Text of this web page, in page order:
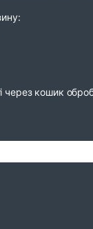
через кошик